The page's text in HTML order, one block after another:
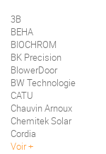
3B
BEHA
BIOCHROM
BK Precision
BlowerDoor
BW Technologie
CATU
Chauvin Arnoux
Chemitek Solar
Cordia
Voir